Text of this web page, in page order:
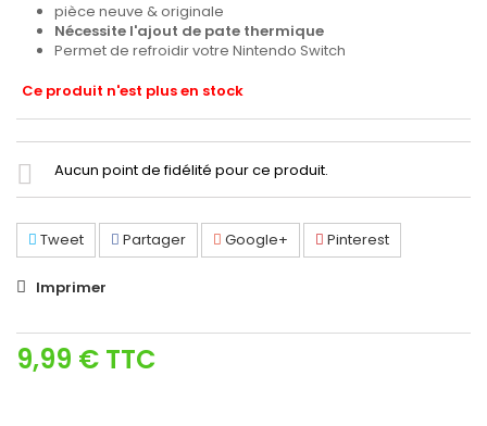
pièce neuve & originale
Nécessite l'ajout de pate thermique
Permet de refroidir votre Nintendo Switch
Ce produit n'est plus en stock
Aucun point de fidélité pour ce produit.
Tweet Partager Google+ Pinterest
Imprimer
9,99 € TTC